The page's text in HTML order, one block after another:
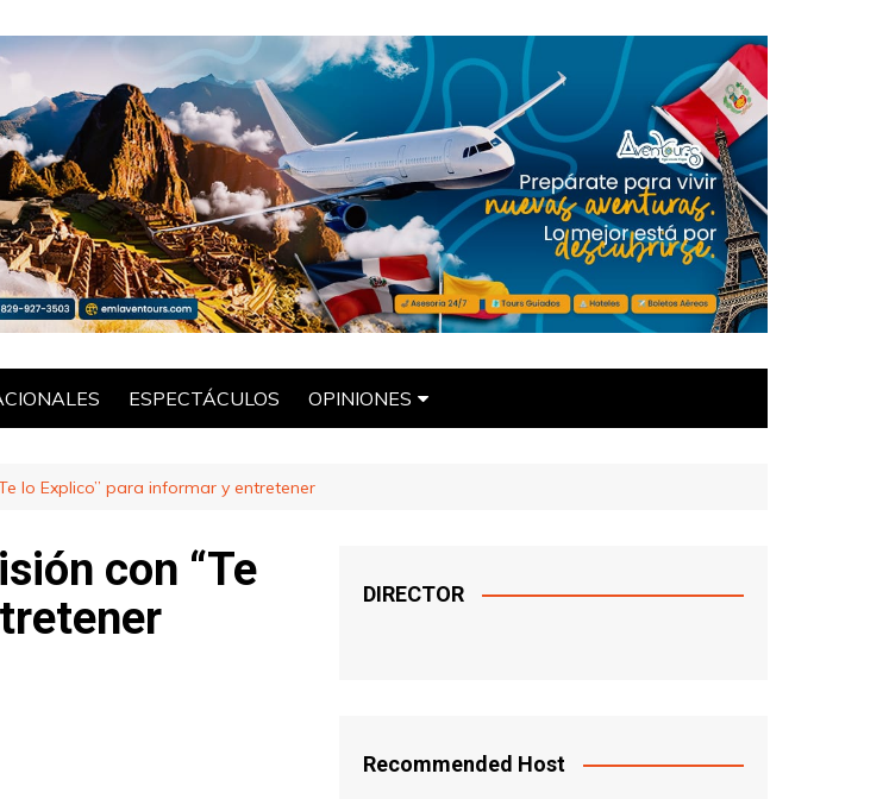
ESPECTÁCULOS OPINIONES
lo Explico” para informar y entretener
con “Te
DIRECTOR
Recommended Host